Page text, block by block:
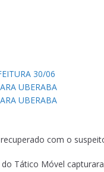
com o
do Tático Móvel